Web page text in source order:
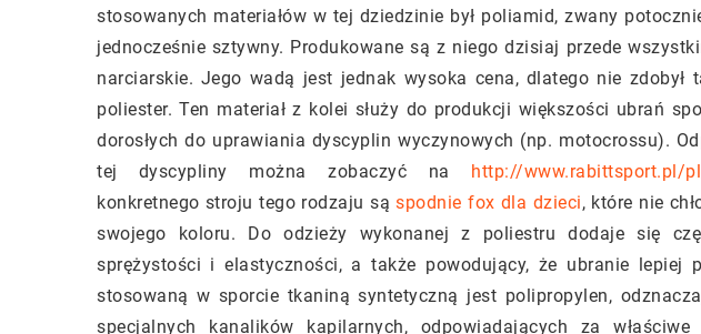
stosowanych materiałów w tej dziedzinie był poliamid, zwany
jednocześnie sztywny. Produkowane są z niego dzisiaj przede
narciarskie. Jego wadą jest jednak wysoka cena, dlatego nie zdobył
poliester. Ten materiał z kolei służy do produkcji większości ubrań
dorosłych do uprawiania dyscyplin wyczynowych (np. motocrossu).
tej dyscypliny można zobaczyć na
http://www.rabittsport.pl/
konkretnego stroju tego rodzaju sąspodnie fox dla dzieci, które nie
swojego koloru. Do odzieży wykonanej z poliestru dodaje się
sprężystości i elastyczności, a także powodujący, że ubranie lepiej
stosowaną w sporcie tkaniną syntetyczną jest polipropylen,
specjalnych kanalików kapilarnych, odpowiadających za